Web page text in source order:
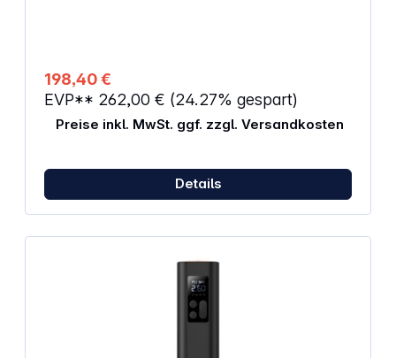
68/85 Motor PS/KW: 1/0,7 Maße: 530 x 210 x 540
mm Gewicht: 15 kg
198,40 €
EVP** 262,00 € (24.27% gespart)
Preise inkl. MwSt. ggf. zzgl. Versandkosten
Details